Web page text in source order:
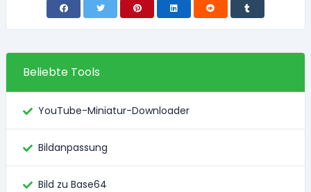
Beliebte Tools
YouTube-Miniatur-Downloader
Bildanpassung
Bild zu Base64